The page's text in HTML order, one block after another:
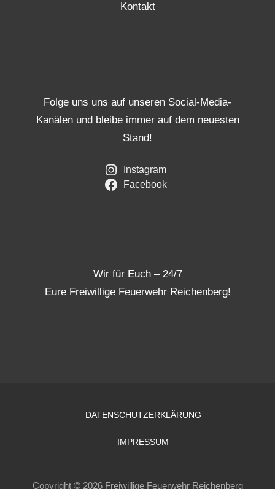
Kontakt
Folge uns uns auf unseren Social-Media-
Kanälen und bleibe immer auf dem neuesten
Stand!
Instagram
Facebook
Wir für Euch – 24/7
Eure Freiwillige Feuerwehr Reichenberg!
DATENSCHUTZERKLÄRUNG
IMPRESSUM
Copyright © 2026 Freiwillige Feuerwehr Reichenberg